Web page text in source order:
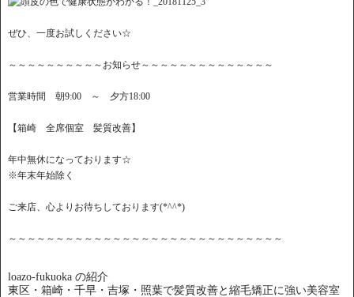
ぜひ、一度お試しください☆
～～～～～～～～～～お知らせ～～～～～～～～～～～～～～
営業時間 朝9:00 ～ 夕方18:00
【箱崎 全席個室 髪質改善】
年中無休になっております☆
※年末年始除く
ご来店、心よりお待ちしております(*^^*)
～～～～～～～～～～～～～～～～～～～～～～～～～～～～～
loazo-fukuoka の紹介
東区・箱崎・千早・吉塚・照葉で髪質改善と縮毛矯正に強い美容室